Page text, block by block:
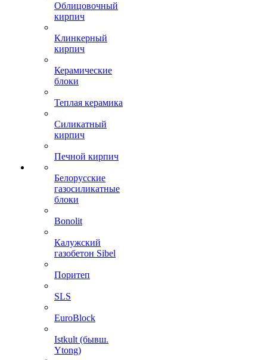
Облицовочный
кирпич
Клинкерный
кирпич
Керамические
блоки
Теплая керамика
Силикатный
кирпич
Печной кирпич
Белорусские
газосиликатные
блоки
Bonolit
Калужский
газобетон Sibel
Поритеп
SLS
EuroBlock
Istkult (бывш.
Ytong)